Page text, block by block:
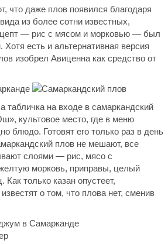
что даже плов появился благодаря
из более сотни известных,
— рис с мясом и морковью — был
Хотя есть и альтернативная версия
изобрел Авиценна как средство от
на входе в самаркандский
культовое место, где в меню
блюдо. Готовят его только раз в день
плов не мешают, все
слоями — рис, мясо с
морковь, приправы, целый
только казан опустеет,
о том, что плова нет, сменив